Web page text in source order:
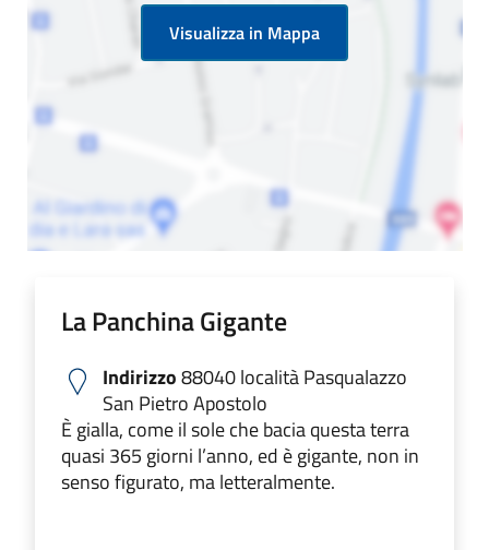
Visualizza in Mappa
La Panchina Gigante
Indirizzo88040 località Pasqualazzo
San Pietro Apostolo
È gialla, come il sole che bacia questa terra
quasi 365 giorni l’anno, ed è gigante, non in
senso figurato, ma letteralmente.